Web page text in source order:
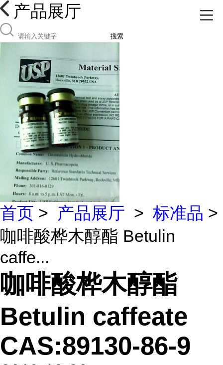
产品展厅
搜索
首页 > 产品展厅 > 标准品 >
咖啡酸桦木醇酯 Betulin
caffe...
咖啡酸桦木醇酯
Betulin caffeate
CAS:89130-86-9